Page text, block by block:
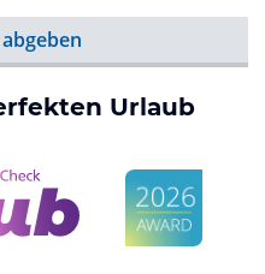
Urlaub